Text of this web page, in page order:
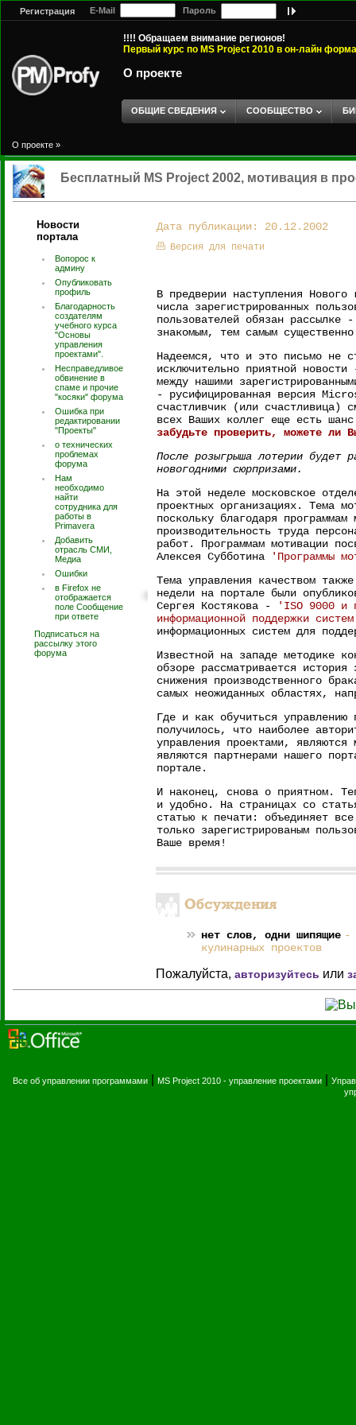
Регистрация E-Mail Пароль
!!!! Обращаем внимание регионов!
Первый курс по MS Project 2010 в он-лайн
О проекте
ОБЩИЕ СВЕДЕНИЯ СООБЩЕСТВО
О проекте »
Бесплатный MS Project 2002, мотивация в
Новости
портала
Вопорос к
админу
Опубликовать
профиль
Благодарность
создателям
учебного курса
"Основы
управления
проектами".
Несправедливое
обвинение в
спаме и прочие
"косяки" форума
Ошибка при
редактировании
"Проекты"
о технических
проблемах
форума
Нам
необходимо
найти
сотрудника для
работы в
Primavera
Добавить
отрасль СМИ,
Медиа
Ошибки
в Firefox не
отображается
поле Сообщение
при ответе
Подписаться на
рассылку этого
форума
Дата публикации: 20.12.2002
Версия для печати
В предверии наступления
числа зарегистрированных
пользователей обязан рассылке
знакомым, тем самым
Надеемся, что и это письмо не
исключительно приятной
между нашими
- русифицированная версия
счастливчик (или счастливица)
всех Ваших коллег еще есть
забудьте проверить, можете ли
После розыгрыша лотерии будет
новогодними сюрпризами.
На этой неделе московское
проектных организациях. Тема
поскольку благодаря
производительность труда
работ. Программам мотивации
Алексея Субботина
'Программы
Тема управления качеством
недели на портале были
Сергея Костякова -
'ISO 9000 и
информационной поддержки
информационных систем для
Известной на западе методике
обзоре рассматривается
снижения производственного
самых неожиданных областях,
Где и как обучиться
получилось, что наиболее
управления проектами,
являются партнерами нашего
портале.
И наконец, снова о приятном.
и удобно. На страницах со
статью к печати: объединяет
только зарегистрированым
Ваше время!
нет слов, одни шипящие -
кулинарных проектов
Пожалуйста, авторизуйтесь или
Все об управлении программами MS Project 2010 - управление проектами